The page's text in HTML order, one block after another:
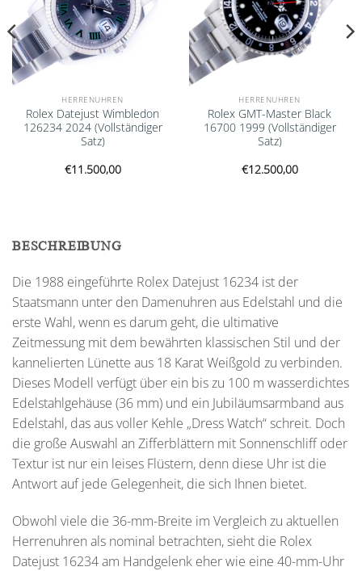
HERRENUHREN
Rolex Datejust Wimbledon
126234 2024 (Vollständiger
Satz)
€11.500,00
HERRENUHREN
Rolex GMT-Master Black
16700 1999 (Vollständiger
Satz)
€12.500,00
BESCHREIBUNG
Die 1988 eingeführte Rolex Datejust 16234 ist der
Staatsmann unter den Damenuhren aus Edelstahl und die
erste Wahl, wenn es darum geht, die ultimative
Zeitmessung mit dem bewährten klassischen Stil und der
kannelierten Lünette aus 18 Karat Weißgold zu verbinden.
Dieses Modell verfügt über ein bis zu 100 m wasserdichtes
Edelstahlgehäuse (36 mm) und ein Jubiläumsarmband aus
Edelstahl, das aus voller Kehle „Dress Watch“ schreit. Doch
die große Auswahl an Zifferblättern mit Sonnenschliff oder
Textur ist nur ein leises Flüstern, denn diese Uhr ist die
Antwort auf jede Gelegenheit, die sich Ihnen bietet.
Obwohl viele die 36-mm-Breite im Vergleich zu aktuellen
Herrenuhren als nominal betrachten, sieht die Rolex
Datejust 16234 am Handgelenk eher wie eine 40-mm-Uhr